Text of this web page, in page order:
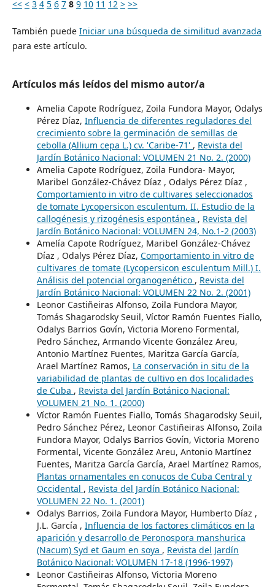
<< < 3 4 5 6 7 8 9 10 11 12 > >>
También puede Iniciar una búsqueda de similitud avanzada
para este artículo.
Artículos más leídos del mismo autor/a
Amelia Capote Rodríguez, Zoila Fundora Mayor, Odalys
Pérez Díaz, Influencia de diferentes reguladores del
crecimiento sobre la germinación de semillas de
cebolla (Allium cepa L.) cv. 'Caribe-71' , Revista del
Jardín Botánico Nacional: VOLUMEN 21 No. 2. (2000)
Amelia Capote Rodríguez, Zoila Fundora- Mayor,
Maribel González-Chávez Díaz , Odalys Pérez Díaz ,
Comportamiento in vitro de cultivares seleccionados
de tomate Lycopersicon esculentum. II. Estudio de la
callogénesis y rizogénesis espontánea , Revista del
Jardín Botánico Nacional: VOLUMEN 24, No.1-2 (2003)
Amelía Capote Rodríguez, Maribel González-Chávez
Díaz , Odalys Pérez Díaz, Comportamiento in vitro de
cultivares de tomate (Lycopersicon esculentum Mill.) I.
Análisis del potencial organogenético , Revista del
Jardín Botánico Nacional: VOLUMEN 22 No. 2. (2001)
Leonor Castiñeiras Alfonso, Zoila Fundora Mayor,
Tomás Shagarodsky Seuil, Víctor Ramón Fuentes Fiallo,
Odalys Barrios Govín, Victoria Moreno Formental,
Pedro Sánchez, Armando Vicente González Areu,
Antonio Martínez Fuentes, Maritza García García,
Arael Martínez Ramos, La conservación in situ de la
variabilidad de plantas de cultivo en dos localidades
de Cuba , Revista del Jardín Botánico Nacional:
VOLUMEN 21 No. 1. (2000)
Víctor Ramón Fuentes Fiallo, Tomás Shagarodsky Seuil,
Pedro Sánchez Pérez, Leonor Castiñeiras Alfonso, Zoila
Fundora Mayor, Odalys Barrios Govín, Victoria Moreno
Formental, Vicente González Areu, Antonio Martínez
Fuentes, Maritza García García, Arael Martínez Ramos,
Plantas ornamentales en conucos de Cuba Central y
Occidental , Revista del Jardín Botánico Nacional:
VOLUMEN 22 No. 1. (2001)
Odalys Barrios, Zoila Fundora Mayor, Humberto Díaz ,
J.L. García , Influencia de los factores climáticos en la
aparición y desarrollo de Peronospora manshurica
(Nacum) Syd et Gaum en soya , Revista del Jardín
Botánico Nacional: VOLUMEN 17-18 (1996-1997)
Leonor Castiñeiras Alfonso, Victoria Moreno